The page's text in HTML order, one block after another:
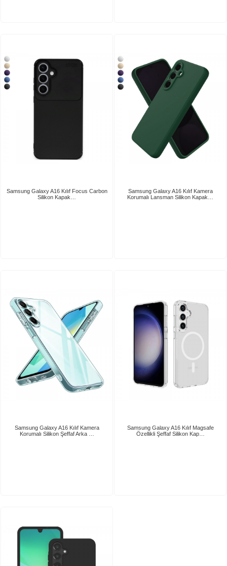
Samsung Galaxy A16 Kılıf Focus Carbon
Silikon Kapak…
Samsung Galaxy A16 Kılıf Kamera
Korumalı Lansman Silikon Kapak…
Samsung Galaxy A16 Kılıf Kamera
Korumalı Silikon Şeffaf Arka …
Samsung Galaxy A16 Kılıf Magsafe
Özellikli Şeffaf Silikon Kap…